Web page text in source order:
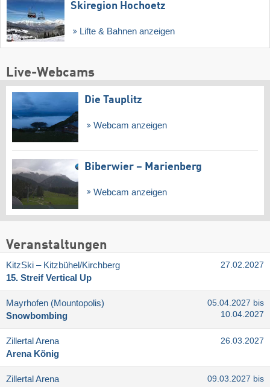
Skiregion Hochoetz
Lifte & Bahnen anzeigen
Live-Webcams
Die Tauplitz
Webcam anzeigen
Biberwier – Marienberg
Webcam anzeigen
Veranstaltungen
KitzSki – Kitzbühel/​Kirchberg
15. Streif Vertical Up
27.02.2027
Mayrhofen (Mountopolis)
Snowbombing
05.04.2027 bis
10.04.2027
Zillertal Arena
Arena König
26.03.2027
Zillertal Arena
09.03.2027 bis